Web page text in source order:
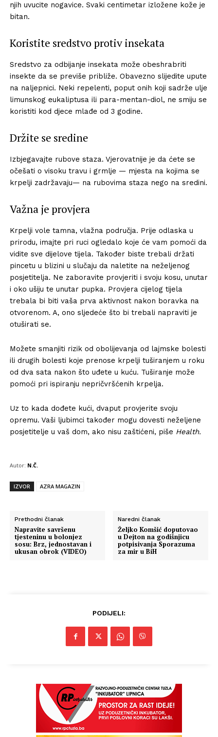
njih uvucite nogavice. Svaki centimetar izložene kože je
bitan.
Koristite sredstvo protiv insekata
Sredstvo za odbijanje insekata može obeshrabriti
insekte da se previše približe. Obavezno slijedite upute
na naljepnici. Neki repelenti, poput onih koji sadrže ulje
limunskog eukaliptusa ili para-mentan-diol, ne smiju se
koristiti kod djece mlađe od 3 godine.
Držite se sredine
Izbjegavajte rubove staza. Vjerovatnije je da ćete se
očešati o visoku travu i grmlje — mjesta na kojima se
krpelji zadržavaju— na rubovima staza nego na sredini.
Važna je provjera
Krpelji vole tamna, vlažna područja. Prije odlaska u
prirodu, imajte pri ruci ogledalo koje će vam pomoći da
vidite sve dijelove tijela. Također biste trebali držati
pincetu u blizini u slučaju da naletite na neželjenog
posjetitelja. Ne zaboravite provjeriti i svoju kosu, unutar
i oko ušiju te unutar pupka. Provjera cijelog tijela
trebala bi biti vaša prva aktivnost nakon boravka na
otvorenom. A, ono sljedeće što bi trebali napraviti je
otuširati se.
Možete smanjiti rizik od obolijevanja od lajmske bolesti
ili drugih bolesti koje prenose krpelji tuširanjem u roku
od dva sata nakon što uđete u kuću. Tuširanje može
pomoći pri ispiranju nepričvršćenih krpelja.
Uz to kada dođete kući, dvaput provjerite svoju
opremu. Vaši ljubimci također mogu dovesti neželjene
posjetitelje u vaš dom, ako nisu zaštićeni, piše Health.
Autor: N.Č.
IZVOR AZRA MAGAZIN
Prethodni članak
Napravite savršenu
tjesteninu u bolonjez
sosu: Brz, jednostavan i
ukusan obrok (VIDEO)
Naredni članak
Željko Komšić doputovao
u Dejton na godišnjicu
potpisivanja Sporazuma
za mir u BiH
PODIJELI: